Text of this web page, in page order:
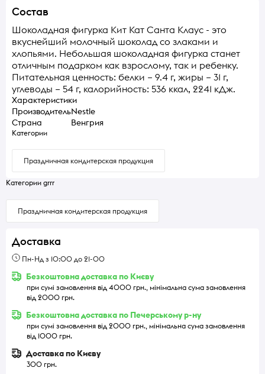
Состав
Шоколадная фигурка Кит Кат Санта Клаус - это
вкуснейший молочный шоколад со злаками и
хлопьями. Небольшая шоколадная фигурка станет
отличным подарком как взрослому, так и ребенку.
Питательная ценность: белки – 9.4 г, жиры – 31 г,
углеводы – 54 г, калорийность: 536 ккал, 2241 кДж.
Характеристики
ПроизводительNestle
Страна
Венгрия
Категории
Праздничная кондитерская продукция
Категории grrr
Праздничная кондитерская продукция
Доставка
Пн-Нд з 10:00 до 21-00
Безкоштовна доставка по Києву
при сумі замовлення від 4000 грн., мінімальна сума замовлення
від 2000 грн.
Безкоштовна доставка по Печерському р-ну
при сумі замовлення від 2000 грн., мінімальна сума замовлення
від 1000 грн.
Доставка по Києву
300 грн.